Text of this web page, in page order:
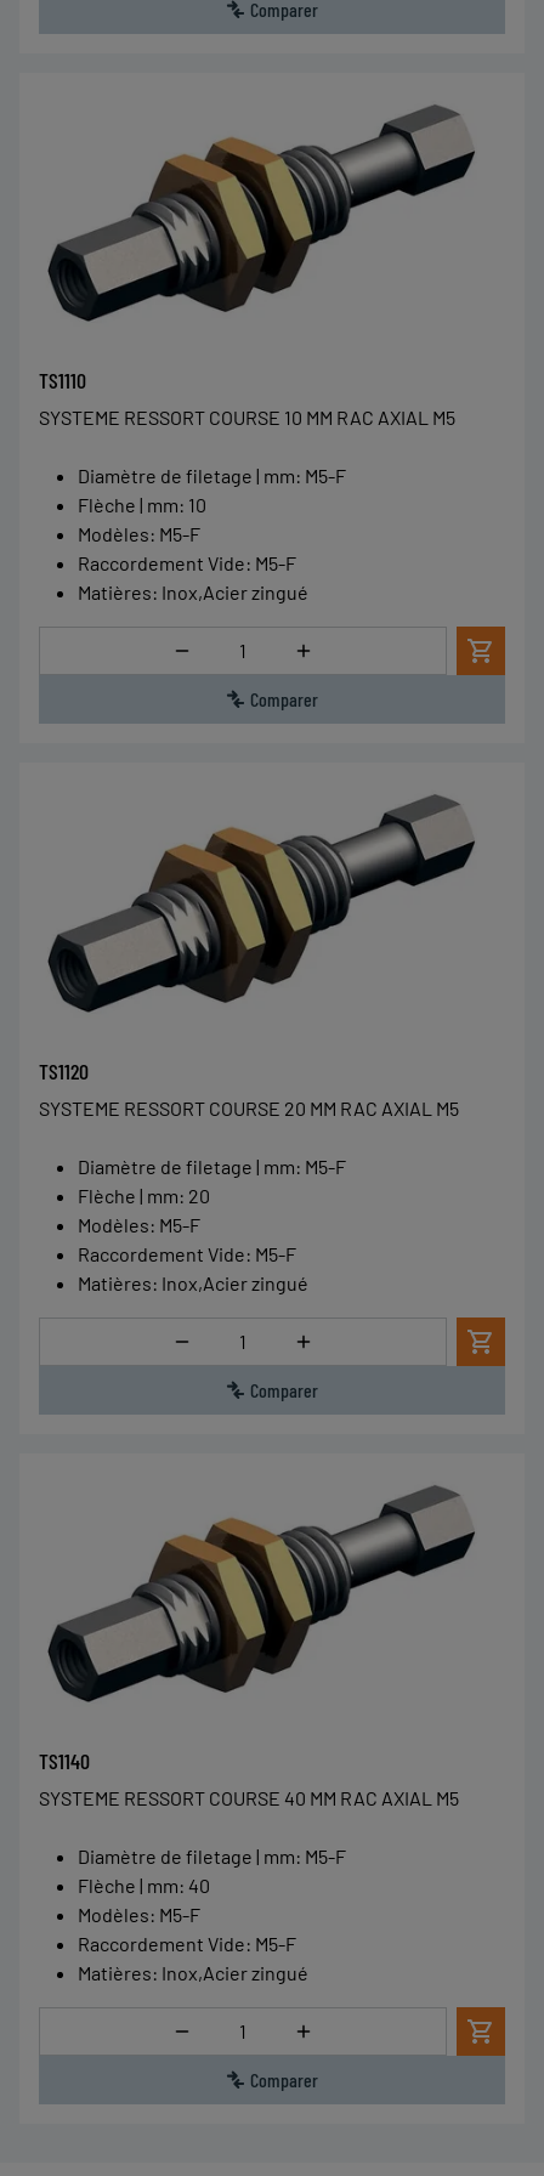
Comparer
TS1110
SYSTEME RESSORT COURSE 10 MM RAC AXIAL M5
Diamètre de filetage | mm: M5-F
Flèche | mm: 10
Modèles: M5-F
Raccordement Vide: M5-F
Matières: Inox,Acier zingué
Quantité
Comparer
TS1120
SYSTEME RESSORT COURSE 20 MM RAC AXIAL M5
Diamètre de filetage | mm: M5-F
Flèche | mm: 20
Modèles: M5-F
Raccordement Vide: M5-F
Matières: Inox,Acier zingué
Quantité
Comparer
TS1140
SYSTEME RESSORT COURSE 40 MM RAC AXIAL M5
Diamètre de filetage | mm: M5-F
Flèche | mm: 40
Modèles: M5-F
Raccordement Vide: M5-F
Matières: Inox,Acier zingué
Quantité
Comparer